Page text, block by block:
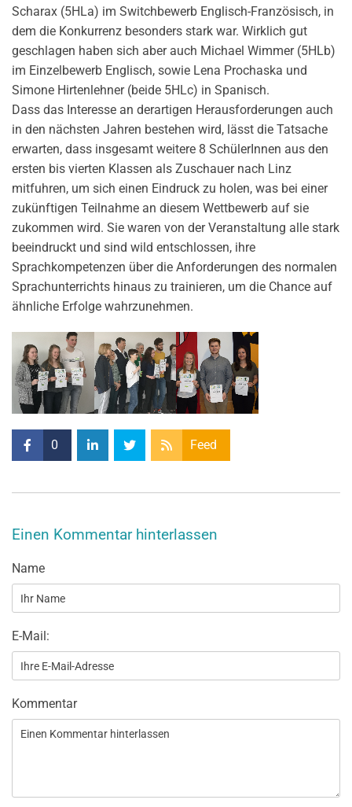
Scharax (5HLa) im Switchbewerb Englisch-Französisch, in
dem die Konkurrenz besonders stark war. Wirklich gut
geschlagen haben sich aber auch Michael Wimmer (5HLb)
im Einzelbewerb Englisch, sowie Lena Prochaska und
Simone Hirtenlehner (beide 5HLc) in Spanisch.
Dass das Interesse an derartigen Herausforderungen auch
in den nächsten Jahren bestehen wird, lässt die Tatsache
erwarten, dass insgesamt weitere 8 SchülerInnen aus den
ersten bis vierten Klassen als Zuschauer nach Linz
mitfuhren, um sich einen Eindruck zu holen, was bei einer
zukünftigen Teilnahme an diesem Wettbewerb auf sie
zukommen wird. Sie waren von der Veranstaltung alle stark
beeindruckt und sind wild entschlossen, ihre
Sprachkompetenzen über die Anforderungen des normalen
Sprachunterrichts hinaus zu trainieren, um die Chance auf
ähnliche Erfolge wahrzunehmen.
0 Feed
Einen Kommentar hinterlassen
Name
E-Mail:
Kommentar